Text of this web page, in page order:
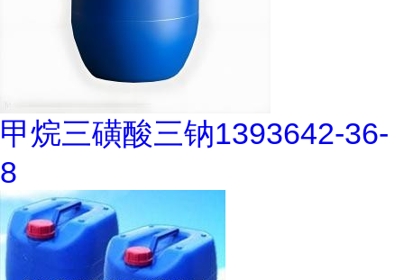
甲烷三磺酸三钠1393642-36-
8